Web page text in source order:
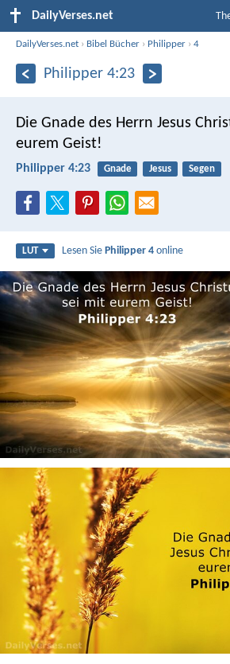
DailyVerses.net
DailyVerses.net › Bibel Bücher › Philipper ›4
Philipper 4:23
Die Gnade des Herrn Jesus
eurem Geist!
Philipper 4:23 Gnade Jesus Segen
LUT Lesen SiePhilipper 4 online